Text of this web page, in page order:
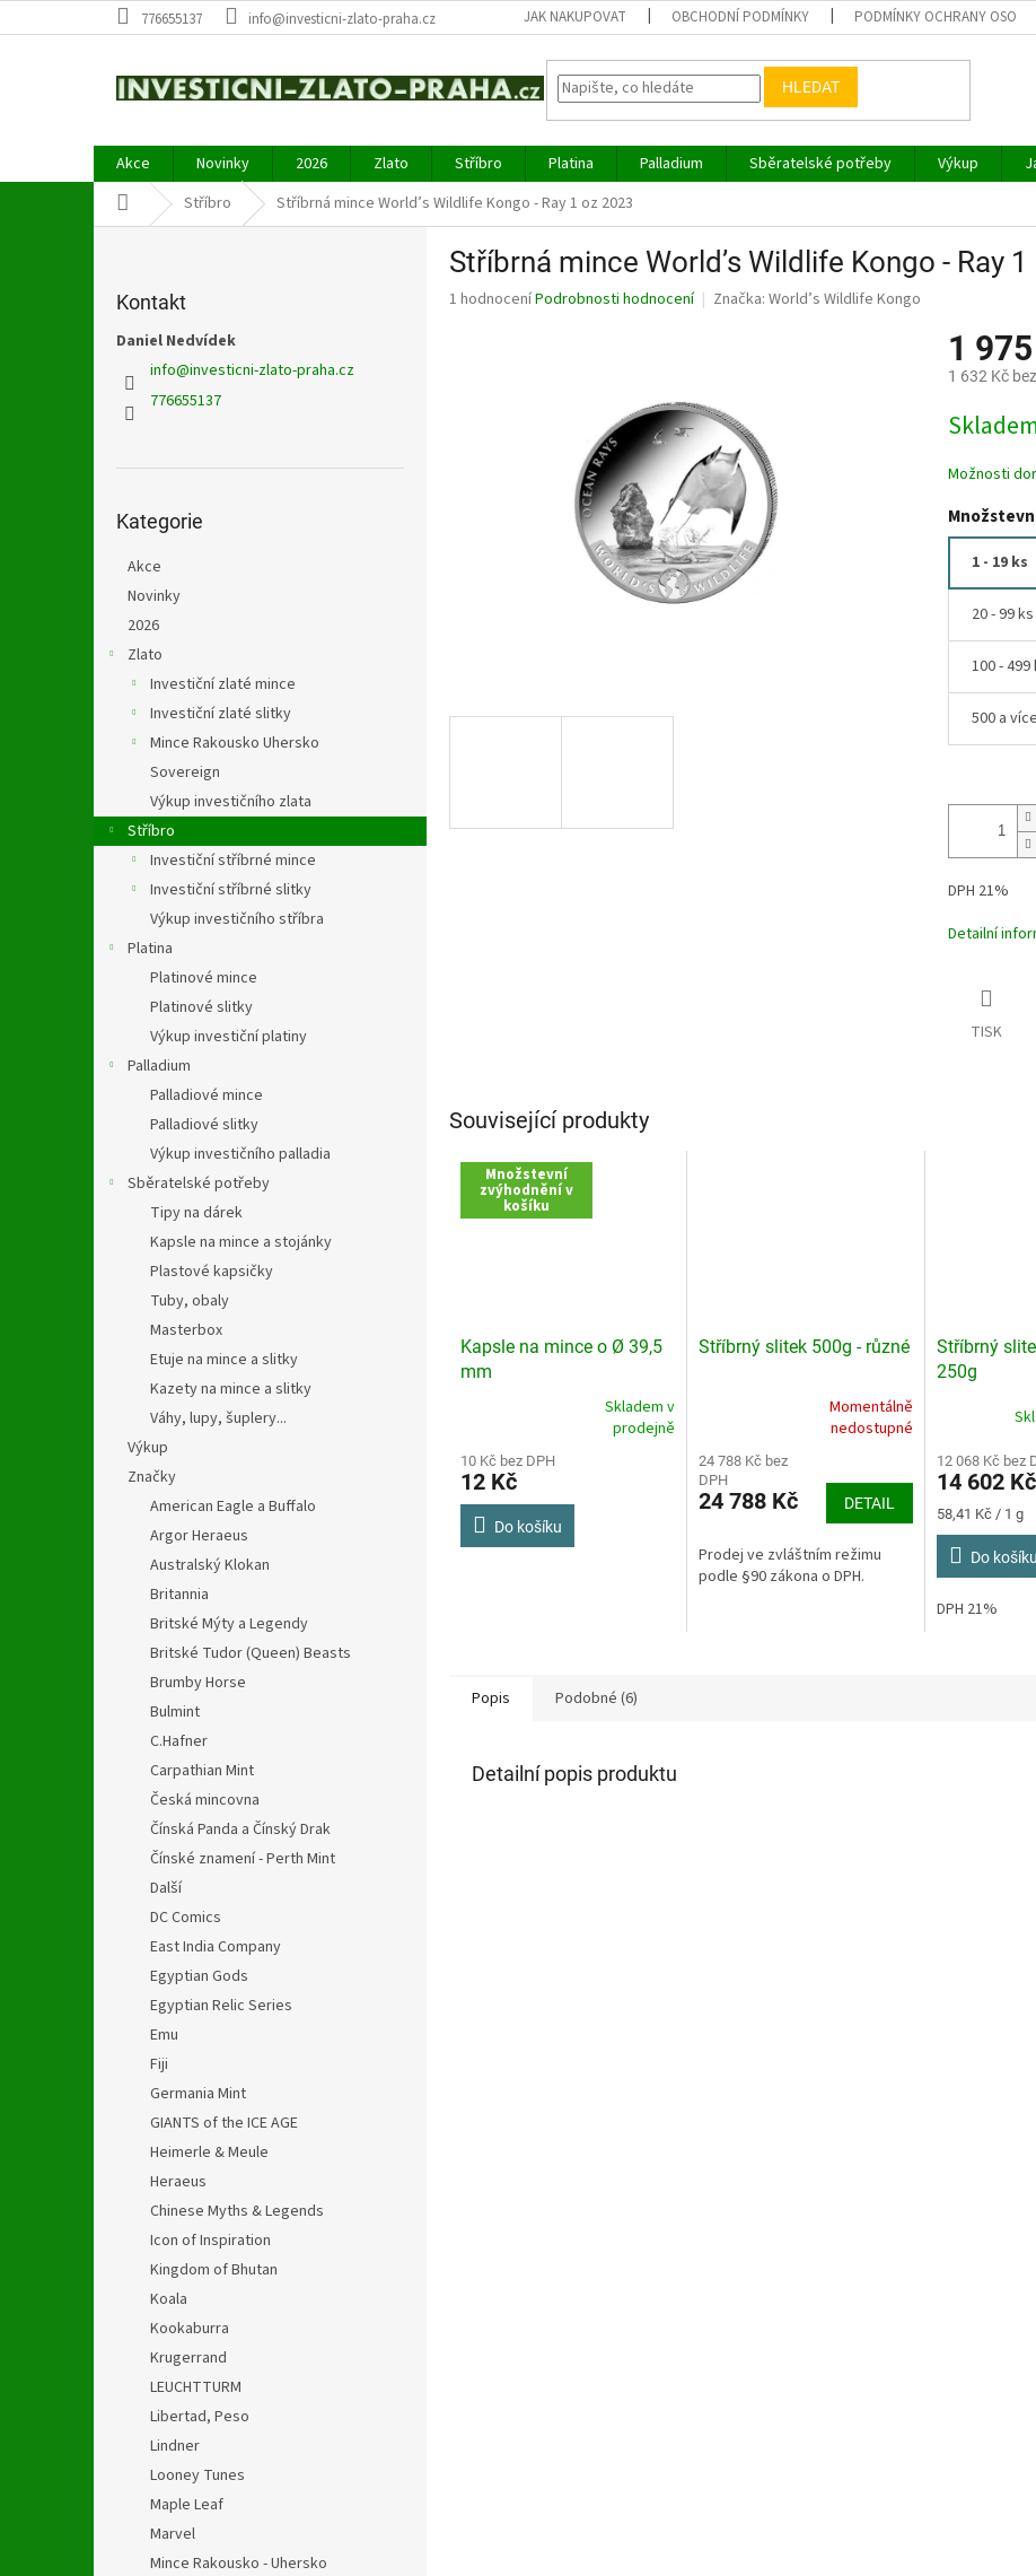
na
776655137 info@investicni-zlato-praha.cz JAK NAKUPOVAT OBCHODNÍ PODMÍNKY PODMÍNKY OCHRANY
HLEDAT
Akce Novinky 2026 Zlato Stříbro Platina Palladium Sběratelské potřeby Výkup
Domů Stříbro Stříbrná mince World’s Wildlife Kongo - Ray 1 oz 2023
Kontakt
Daniel Nedvídek
info@investicni-zlato-praha.cz
776655137
kategorie
Kategorie
Akce
Novinky
2026
Zlato
Investiční zlaté mince
Investiční zlaté slitky
Mince Rakousko Uhersko
Sovereign
Výkup investičního zlata
Stříbro
Investiční stříbrné mince
Investiční stříbrné slitky
Výkup investičního stříbra
Platina
Platinové mince
Platinové slitky
Výkup investiční platiny
Palladium
Palladiové mince
Palladiové slitky
Výkup investičního palladia
Sběratelské potřeby
Tipy na dárek
Kapsle na mince a stojánky
Plastové kapsičky
Tuby, obaly
Masterbox
Etuje na mince a slitky
Kazety na mince a slitky
Váhy, lupy, šuplery...
Výkup
Značky
American Eagle a Buffalo
Argor Heraeus
Australský Klokan
Britannia
Britské Mýty a Legendy
Britské Tudor (Queen) Beasts
Brumby Horse
Bulmint
C.Hafner
Carpathian Mint
Česká mincovna
Čínská Panda a Čínský Drak
Čínské znamení - Perth Mint
Další
DC Comics
East India Company
Egyptian Gods
Egyptian Relic Series
Emu
Fiji
Germania Mint
GIANTS of the ICE AGE
Heimerle & Meule
Heraeus
Chinese Myths & Legends
Icon of Inspiration
Kingdom of Bhutan
Koala
Kookaburra
Krugerrand
LEUCHTTURM
Libertad, Peso
Lindner
Looney Tunes
Maple Leaf
Marvel
Mince Rakousko - Uhersko
Stříbrná mince World’s Wildlife Kongo - Ray
Průměrné
1 hodnoceníPodrobnosti hodnocení Značka: World’s Wildlife Kongo
1
1 632 Kč
cena:
Možnosti
1 - 19 ks
20 - 99
100 -
500 a
DPH 21%
Detailní
TISK
Související produkty
Množstevní
zvýhodnění v
košíku
Kapsle na mince o Ø 39,5
mm
produktu
je
2,7
5
Skladem v
prodejně
10 Kč bez DPH
12 Kč
Do košíku
Stříbrný slitek 500g - různé
produktu
je
5,0
5
hvězdiček.
Momentálně
nedostupné
24 788 Kč bez
DPH
24 788 Kč DETAIL
Prodej ve zvláštním režimu
podle §90 zákona o DPH.
Stříbrný
250g
12 068 Kč bez
14 602 Kč
Měrná
cena:
58,41 Kč / 1 g
Do košíku
DPH 21%
Popis Podobné (6)
Detailní popis produktu